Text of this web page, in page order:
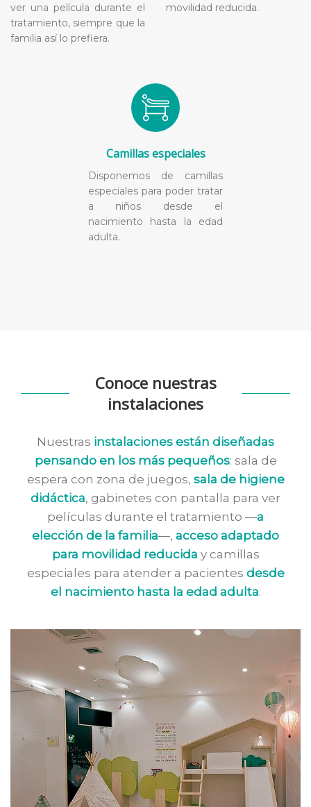
ver una película durante el
tratamiento, siempre que la
familia así lo prefiera.
movilidad reducida.
Camillas especiales
Disponemos de camillas
especiales para poder tratar
a niños desde el
nacimiento hasta la edad
adulta.
Conoce nuestras
instalaciones
Nuestras instalaciones están diseñadas
pensando en los más pequeños: sala de
espera con zona de juegos, sala de higiene
didáctica, gabinetes con pantalla para ver
películas durante el tratamiento —a
elección de la familia—, acceso adaptado
para movilidad reducida y camillas
especiales para atender a pacientes desde
el nacimiento hasta la edad adulta.